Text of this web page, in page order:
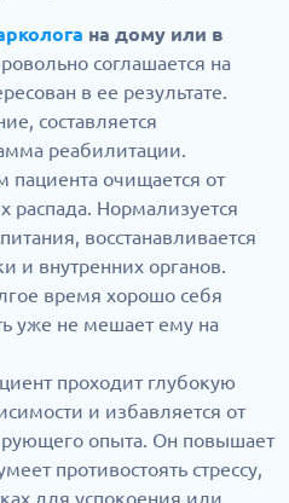
на дому или в
соглашается на
в ее результате.
составляется
реабилитации.
пациента очищается от
распада. Нормализуется
восстанавливается
и внутренних органов.
время хорошо себя
уже не мешает ему на
проходит глубокую
и избавляется от
опыта. Он повышает
противостоять стрессу,
для успокоения или